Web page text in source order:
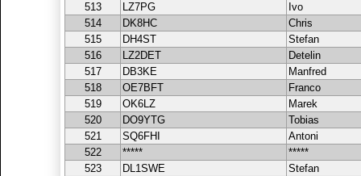
513
LZ7PG
Ivo
514
DK8HC
Chris
515
DH4ST
Stefan
516
LZ2DET
Detelin
517
DB3KE
Manfred
518
OE7BFT
Franco
519
OK6LZ
Marek
520
DO9YTG
Tobias
521
SQ6FHI
Antoni
522
*****
*****
523
DL1SWE
Stefan